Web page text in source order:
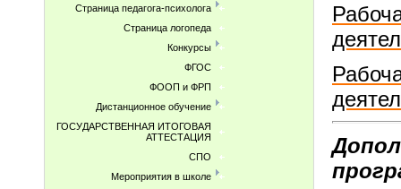
Страница педагога-психолога
Страница логопеда
Конкурсы
ФГОС
ФООП и ФРП
Дистанционное обучение
ГОСУДАРСТВЕННАЯ ИТОГОВАЯ
АТТЕСТАЦИЯ
СПО
Мероприятия в школе